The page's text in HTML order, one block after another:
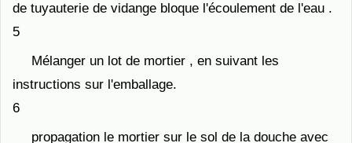
de tuyauterie de vidange bloque l'écoulement de l'eau .
5
Mélanger un lot de mortier , en suivant les
instructions sur l'emballage.
6
propagation le mortier sur le sol de la douche avec